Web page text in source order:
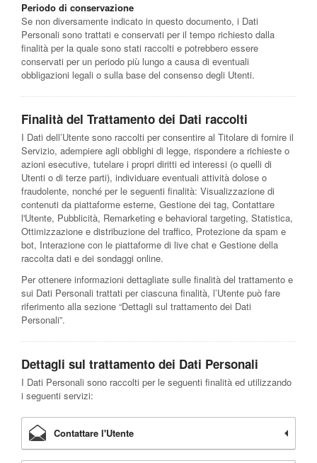
Periodo di conservazione
Se non diversamente indicato in questo documento, i Dati
Personali sono trattati e conservati per il tempo richiesto dalla
finalità per la quale sono stati raccolti e potrebbero essere
conservati per un periodo più lungo a causa di eventuali
obbligazioni legali o sulla base del consenso degli Utenti.
Finalità del Trattamento dei Dati raccolti
I Dati dell’Utente sono raccolti per consentire al Titolare di fornire il
Servizio, adempiere agli obblighi di legge, rispondere a richieste o
azioni esecutive, tutelare i propri diritti ed interessi (o quelli di
Utenti o di terze parti), individuare eventuali attività dolose o
fraudolente, nonché per le seguenti finalità: Visualizzazione di
contenuti da piattaforme esterne, Gestione dei tag, Contattare
l'Utente, Pubblicità, Remarketing e behavioral targeting, Statistica,
Ottimizzazione e distribuzione del traffico, Protezione da spam e
bot, Interazione con le piattaforme di live chat e Gestione della
raccolta dati e dei sondaggi online.
Per ottenere informazioni dettagliate sulle finalità del trattamento e
sui Dati Personali trattati per ciascuna finalità, l’Utente può fare
riferimento alla sezione “Dettagli sul trattamento dei Dati
Personali”.
Dettagli sul trattamento dei Dati Personali
I Dati Personali sono raccolti per le seguenti finalità ed utilizzando
i seguenti servizi:
Contattare l'Utente